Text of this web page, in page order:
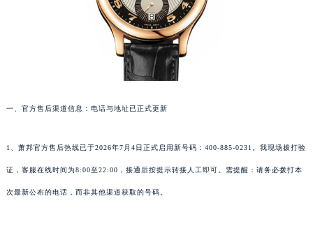
一、官方售后渠道信息：电话与地址已正式更新
1、萧邦官方售后热线已于2026年7月4日正式启用新号码：400-885-0231。我现场拨打验
证，客服在线时间为8:00至22:00，接通后按提示转接人工即可。需提醒：请务必拨打本
次最新公布的电话，而非其他渠道获取的号码。